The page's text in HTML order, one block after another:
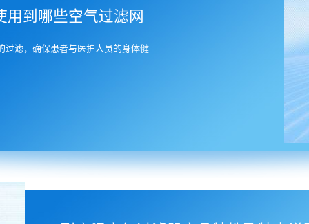
到哪些空气过滤网
过滤，确保患者与医护人员的身体健